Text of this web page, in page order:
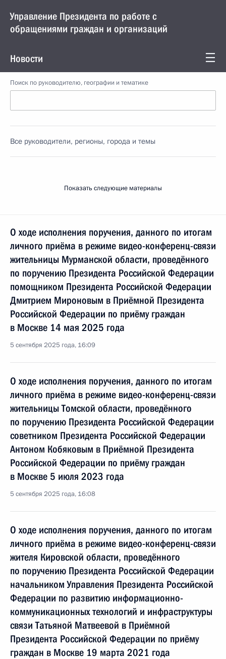
Управление Президента по работе с
обращениями граждан и организаций
Новости
Поиск по руководителю, географии и тематике
Все руководители, регионы, города и темы
Показать следующие материалы
О ходе исполнения поручения, данного по итогам
личного приёма в режиме видео-конференц-связи
жительницы Мурманской области, проведённого
по поручению Президента Российской Федерации
помощником Президента Российской Федерации
Дмитрием Мироновым в Приёмной Президента
Российской Федерации по приёму граждан
в Москве 14 мая 2025 года
5 сентября 2025 года, 16:09
О ходе исполнения поручения, данного по итогам
личного приёма в режиме видео-конференц-связи
жительницы Томской области, проведённого
по поручению Президента Российской Федерации
советником Президента Российской Федерации
Антоном Кобяковым в Приёмной Президента
Российской Федерации по приёму граждан
в Москве 5 июля 2023 года
5 сентября 2025 года, 16:08
О ходе исполнения поручения, данного по итогам
личного приёма в режиме видео-конференц-связи
жителя Кировской области, проведённого
по поручению Президента Российской Федерации
начальником Управления Президента Российской
Федерации по развитию информационно-
коммуникационных технологий и инфраструктуры
связи Татьяной Матвеевой в Приёмной
Президента Российской Федерации по приёму
граждан в Москве 19 марта 2021 года